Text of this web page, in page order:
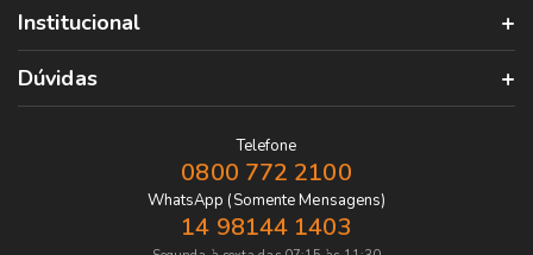
Institucional
Dúvidas
Telefone
0800 772 2100
WhatsApp (Somente Mensagens)
14 98144 1403